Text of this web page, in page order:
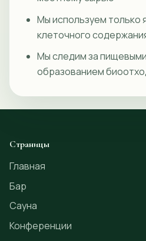
Мы используем только
клеточного
Мы следим за
образованием
Страницы
Главная
Бар
Сауна
Конференции